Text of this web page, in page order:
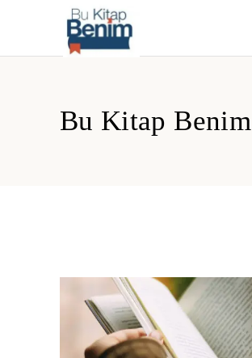
Bu Kitap Benim